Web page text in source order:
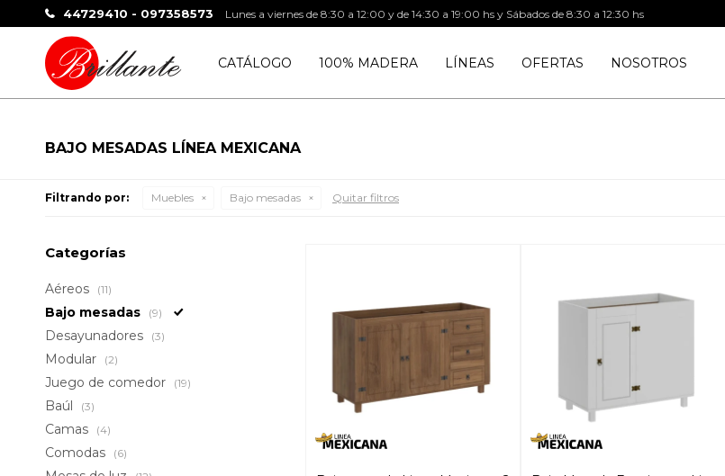
CATÁLOGO 100% MADERA LÍNEAS OFERTAS NOSOTROS
44729410 - 097358573 Lunes a viernes de 8:30 a 12:00 y de 14:30 a 19:00 hs y Sábados de 8:30 a 12:30 hs
BAJO MESADAS LÍNEA MEXICANA
Filtrando por: Muebles Bajo mesadas Quitar filtros
Categorías
Aéreos (11)
Bajo mesadas (9)
Desayunadores (3)
Modular (2)
Juego de comedor (19)
Baúl (3)
Camas (4)
Comodas (6)